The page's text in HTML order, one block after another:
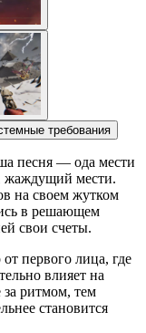
требования
песня — ода мести
жаждущий мести.
на своем жутком
в решающем
свои счеты.
первого лица, где
влияет на
за ритмом, тем
становится